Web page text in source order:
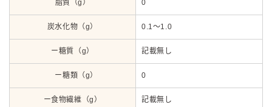
脂質（g） 0
炭水化物（g） 0.1～1.0
ー糖質（g） 記載無し
ー糖類（g） 0
ー食物繊維（g） 記載無し